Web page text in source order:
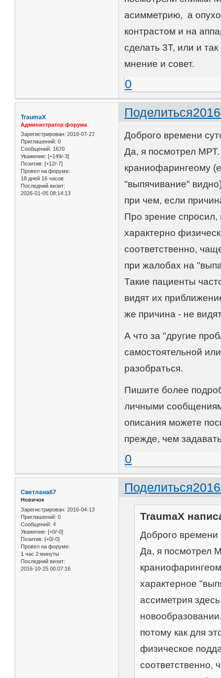
асимметрию, а
контрастом и на
сделать 3Т, или и
мнение и совет.
0
Поделиться
TraumaX
Администратор форума
Зарегистрирован: 2016-07-27
Приглашений: 0
Сообщений: 1670
Уважение: [+149/-3]
Позитив: [+12/-7]
Провел на форуме:
18 дней 16 часов
Последний визит:
2026-01-05 08:14:13
Доброго времени
Да, я посмотрел МРТ.
краниофарингеому
"выпячивание"
при чем, если
Про зрение спросил,
характерно
соответственно,
при жалобах на
Такие пациенты
видят их
же причина - не
А что за "другие
самостоятельной
разобраться.
Пишите более
личными
описания можете
прежде, чем
0
Поделиться
Светлана67
Новичок
Зарегистрирован: 2016-04-13
Приглашений: 0
Сообщений: 4
Уважение: [+0/-0]
Позитив: [+0/-0]
Провел на форуме:
1 час 2 минуты
Последний визит:
2016-10-25 00:07:16
TraumaX
Доброго времени
Да, я посмотрел
характерное
ассиметрия
потому как для
физическое
соответственно,